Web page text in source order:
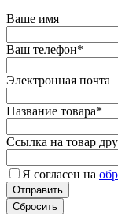
Ваше имя
Ваш телефон*
Электронная почта
Название товара*
Ссылка на товар
Я согласен на